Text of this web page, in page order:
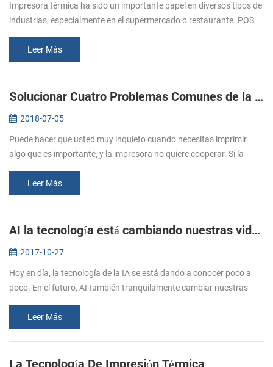
Impresora térmica ha sido un importante papel en diversos tipos de
industrias, especialmente en el supermercado o restaurante. POS
industria...
Leer Más
Solucionar Cuatro Problemas Comunes de la Impresora
2018-07-05
Puede hacer que usted muy inquieto cuando necesitas imprimir
algo que es importante, y la impresora no quiere cooperar. Si la
impr...Leer Más
AI la tecnología está cambiando nuestras vidas
2017-10-27
Hoy en día, la tecnología de la IA se está dando a conocer poco a
poco. En el futuro, AI también tranquilamente cambiar nuestras
máqui...Leer Más
La Tecnología De Impresión Térmica